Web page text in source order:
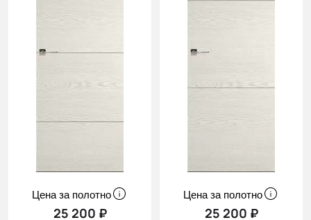
Цена за полотно
25 200 ₽
Цена за полотно
25 200 ₽